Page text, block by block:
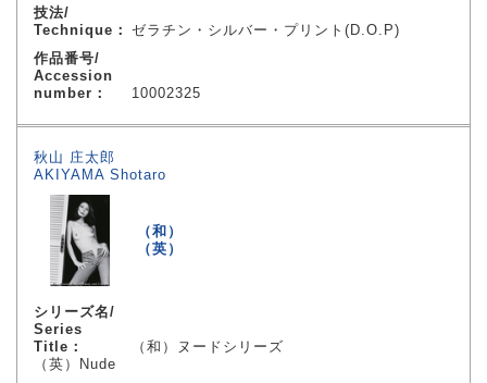
技法/
Technique： ゼラチン・シルバー・プリント(D.O.P)
作品番号/
Accession
number：
10002325
秋山 庄太郎
AKIYAMA Shotaro
（和）
（英）
シリーズ名/
Series
Title：
（和）ヌードシリーズ
（英）Nude